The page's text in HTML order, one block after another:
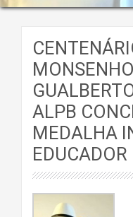
ALPB
MEDALHA
EDUCADOR